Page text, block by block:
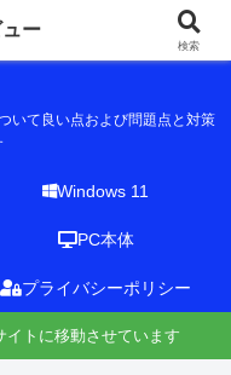
ー
いて良い点および問題点と対策
Windows 11
PC本体
プライバシーポリシー
イトに移動させています
ー
検索